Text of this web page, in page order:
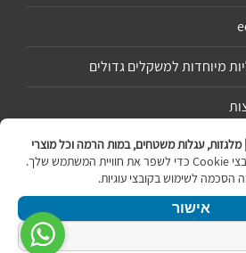
מיוחדות למשקלים גדולים
עגלות משטחים, במות הרמה וכל מוצרי
אנו משתמשים בקובצי Cookie כדי לשפר את חוויית המשתמש שלך.
לשימוש בקובצי עוגיות.
אישור